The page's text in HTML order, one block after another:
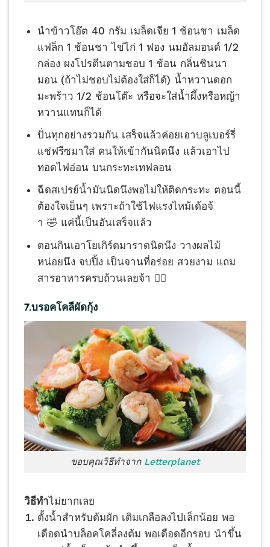
นำข้าวโอ๊ต 40 กรัม เมล็ดเจีย 1 ช้อนชา เมล็ด
แฟล็ก 1 ช้อนชา ไข่ไก่ 1 ฟอง นมอัลมอนด์ 1/2
กล่อง ผงโปรตีนตามชอบ 1 ช้อน กลิ่นชินนา
มอน (ถ้าไม่ชอบไม่ต้องใส่ก็ได้) น้ำหวานดอก
มะพร้าว 1/2 ช้อนโต๊ะ หรือจะใส่น้ำผึ้งหรือหญ้า
หวานแทนก็ได้
ปั่นทุกอย่างรวมกัน เสร็จแล้วค่อยเอาบลูเบอร์รี
แช่ฟรีซมาใส่ คนให้เข้ากันนิดนึง แล้วเอาไป
ทอดไฟอ่อน บนกระทะเทฟลอน
ฉีดสเปรย์น้ำมันนิดนึงพอไม่ให้ติดกระทะ ตอนนี้
ต้องใจเย็นๆ เพราะถ้าใช้ไฟแรงไหม้เด้อจ้
า🤣 แค่นี้เป็นอันเสร็จแล้ว
ตอนกินเอาโยเกิร์ตมาราดนิดนึง วางผลไม้
หน่อยนึง จบปิ้ง เป็นจานที่อร่อย สวยงาม แถม
สารอาหารครบถ้วนเลยจ้า 👍🏻
7.บรอคโคลีผัดกุ้ง
ขอบคุณวิธีทำจาก Letterplanet
วิธีทำไม่ยากเลย
ตั้งน้ำสำหรับต้มผัก เติมเกลือลงไปเล็กน้อย พอ
เดือดนำบล็อคโคลี่ลงต้ม พอเดือดอีกรอบ นำขึ้น